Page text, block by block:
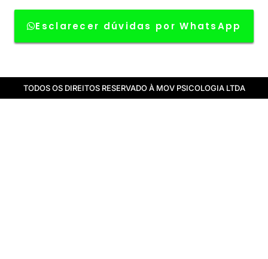
Esclarecer dúvidas por WhatsApp
TODOS OS DIREITOS RESERVADO À MOV PSICOLOGIA LTDA